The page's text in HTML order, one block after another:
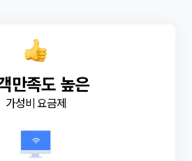
만족도 높은
가성비 요금제